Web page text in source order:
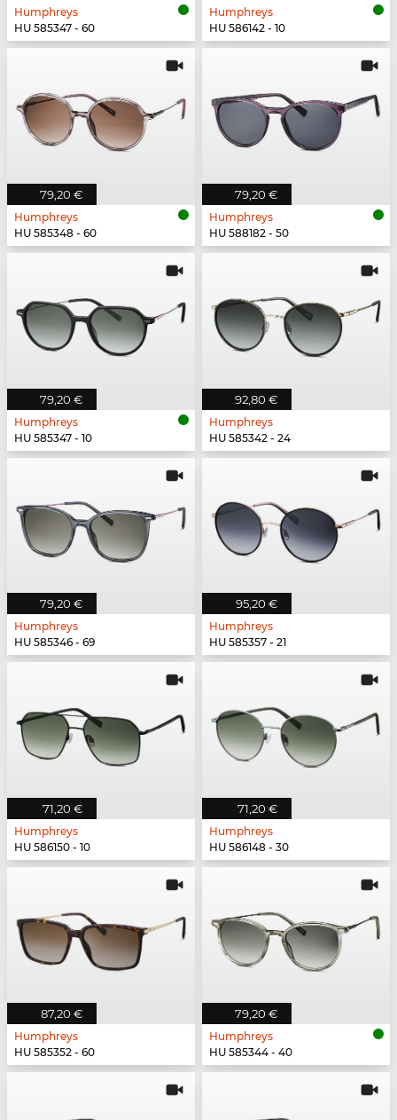
Humphreys
HU 585347 - 60
Humphreys
HU 586142 - 10
79,20 €
Humphreys
HU 585348 - 60
79,20 €
Humphreys
HU 588182 - 50
79,20 €
Humphreys
HU 585347 - 10
92,80 €
Humphreys
HU 585342 - 24
79,20 €
Humphreys
HU 585346 - 69
95,20 €
Humphreys
HU 585357 - 21
71,20 €
Humphreys
HU 586150 - 10
71,20 €
Humphreys
HU 586148 - 30
87,20 €
Humphreys
HU 585352 - 60
79,20 €
Humphreys
HU 585344 - 40